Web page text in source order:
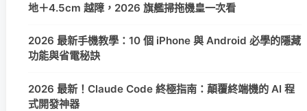
地＋4.5cm 越障，2026 旗艦掃拖機皇一次看
2026 最新手機教學：10 個 iPhone 與 Android 必學的隱藏
功能與省電秘訣
2026 最新！Claude Code 終極指南：顛覆終端機的 AI 程
式開發神器